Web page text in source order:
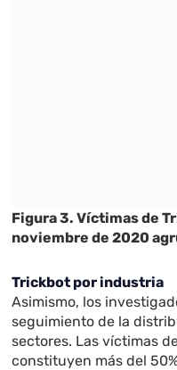
Figura 3. Víctimas de
noviembre de 2020
Trickbot por industria
Asimismo, los
seguimiento de la
sectores. Las víctimas
constituyen más del